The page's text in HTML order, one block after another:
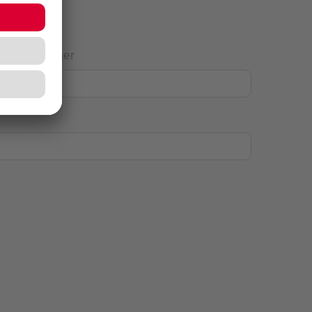
Hausnummer